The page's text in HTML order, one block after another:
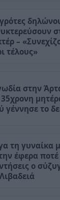
–
τέλους»
στην
γέννησε το
τη γυναίκα
έφερα
ο